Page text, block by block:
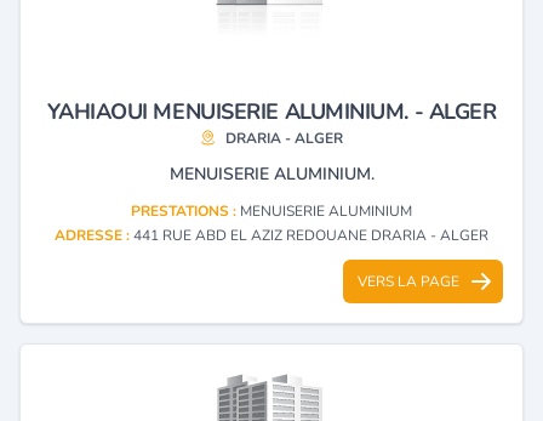
YAHIAOUI MENUISERIE ALUMINIUM. - ALGER
DRARIA - ALGER
MENUISERIE ALUMINIUM.
PRESTATIONS : MENUISERIE ALUMINIUM
ADRESSE :441 RUE ABD EL AZIZ REDOUANE DRARIA - ALGER
VERS LA PAGE